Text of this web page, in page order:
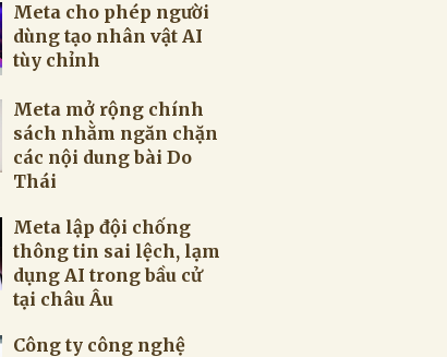
Meta cho phép người
dùng tạo nhân vật AI
tùy chỉnh
Meta mở rộng chính
sách nhằm ngăn chặn
các nội dung bài Do
Thái
Meta lập đội chống
thông tin sai lệch, lạm
dụng AI trong bầu cử
tại châu Âu
Công ty công nghệ